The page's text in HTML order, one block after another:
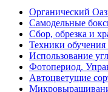
Органический
Самодельные
Сбор, обрезка и
Техники
Использование
Фотопериод.
Автоцветущие